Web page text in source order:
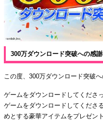
300万ダウンロード突破への感
この度、300万ダウンロード突破
ゲームをダウンロードしてくださ
ゲームをダウンロードしてくださ
めとする豪華アイテムをプレゼン